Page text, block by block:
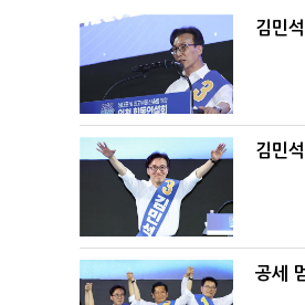
김민
김민
공세